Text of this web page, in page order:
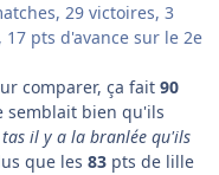
29 victoires, 3
pts d'avance sur le 2e
comparer, ça fait 90
semblait bien qu'ils
il y a la branlée qu'ils
que les 83 pts de lille